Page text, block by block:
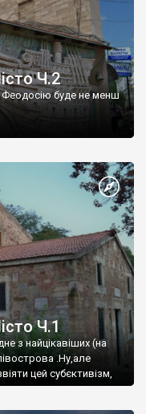
Ч.2
Феодосію буде не менш
Ч.1
з найцікавіших (на
.Ну,але
цей субєктивізм,